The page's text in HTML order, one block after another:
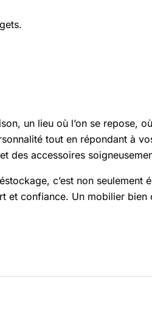
un lieu où l’on se repose,
tout en répondant à
des accessoires
c’est non
et confiance. Un mobilier bien